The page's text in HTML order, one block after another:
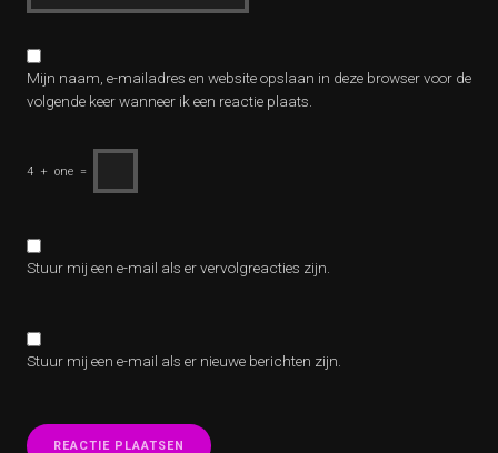
Mijn naam, e-mailadres en website opslaan in deze browser voor de
volgende keer wanneer ik een reactie plaats.
4 + one =
Stuur mij een e-mail als er vervolgreacties zijn.
Stuur mij een e-mail als er nieuwe berichten zijn.